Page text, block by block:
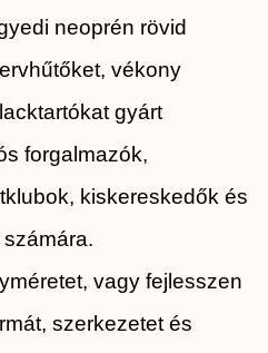
neoprén rövid
vékony
gyárt
forgalmazók,
kiskereskedők és
vagy fejlesszen
szerkezetet és